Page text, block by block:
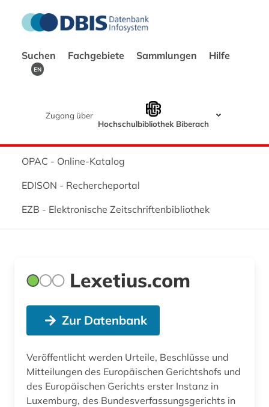
Suchen Fachgebiete Sammlungen Hilfe
EN
Zugang über
Hochschulbibliothek Biberach
OPAC - Online-Katalog
EDISON - Rechercheportal
EZB - Elektronische Zeitschriftenbibliothek
Lexetius.com
Zur Datenbank
Veröffentlicht werden Urteile, Beschlüsse und
Mitteilungen des Europäischen Gerichtshofs und
des Europäischen Gerichts erster Instanz in
Luxemburg, des Bundesverfassungsgerichts in